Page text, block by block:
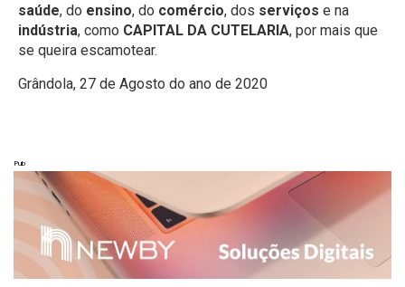
saúde, do ensino, do comércio, dos serviços e na
indústria, como CAPITAL DA CUTELARIA, por mais que
se queira escamotear.
Grândola, 27 de Agosto do ano de 2020
Pub